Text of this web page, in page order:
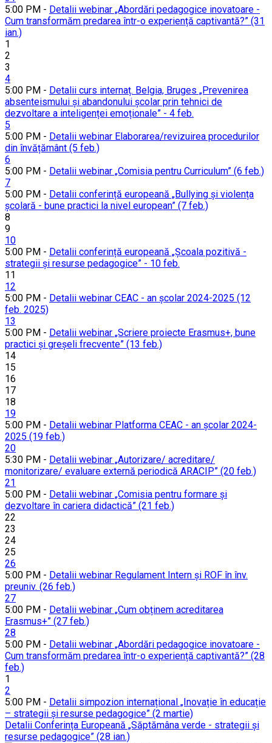
5:00 PM - Detalii webinar „Abordări pedagogice inovatoare -
Cum transformăm predarea într-o experiență captivantă?” (31
ian.)
1
2
3
4
5:00 PM - Detalii curs internaț. Belgia, Bruges „Prevenirea
absenteismului și abandonului școlar prin tehnici de
dezvoltare a inteligenței emoționale” - 4 feb.
5
5:00 PM - Detalii webinar Elaborarea/revizuirea procedurilor
din învățământ (5 feb.)
6
5:00 PM - Detalii webinar „Comisia pentru Curriculum” (6 feb.)
7
5:00 PM - Detalii conferință europeană „Bullying și violența
școlară - bune practici la nivel european” (7 feb.)
8
9
10
5:00 PM - Detalii conferință europeană „Școala pozitivă -
strategii și resurse pedagogice” - 10 feb.
11
12
5:00 PM - Detalii webinar CEAC - an școlar 2024-2025 (12
feb. 2025)
13
5:00 PM - Detalii webinar „Scriere proiecte Erasmus+, bune
practici și greșeli frecvente” (13 feb.)
14
15
16
17
18
19
5:00 PM - Detalii webinar Platforma CEAC - an școlar 2024-
2025 (19 feb.)
20
5:30 PM - Detalii webinar „Autorizare/ acreditare/
monitorizare/ evaluare externă periodică ARACIP” (20 feb.)
21
5:00 PM - Detalii webinar „Comisia pentru formare și
dezvoltare în cariera didactică” (21 feb.)
22
23
24
25
26
5:00 PM - Detalii webinar Regulament Intern și ROF în înv.
preuniv. (26 feb.)
27
5:00 PM - Detalii webinar „Cum obținem acreditarea
Erasmus+” (27 feb.)
28
5:00 PM - Detalii webinar „Abordări pedagogice inovatoare -
Cum transformăm predarea într-o experiență captivantă?” (28
feb.)
1
2
5:00 PM - Detalii simpozion internațional „Inovație în educație
– strategii și resurse pedagogice” (2 martie)
Detalii Conferința Europeană „Săptămâna verde - strategii și
resurse pedagogice” (28 ian.)